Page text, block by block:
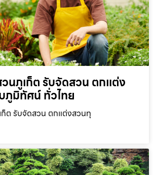
นภูเก็ต รับจัดสวน ตกแต่ง
ภูมิทัศน์ ทั่วไทย
ต รับจัดสวน ตกแต่งสวนทุ